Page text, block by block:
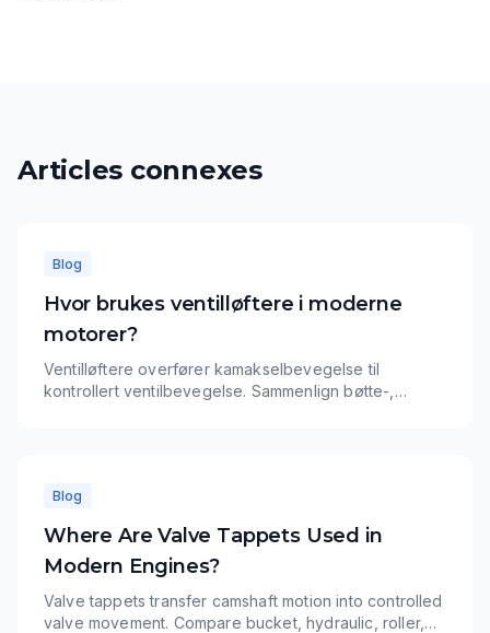
Articles connexes
Blog
Hvor brukes ventilløftere i moderne
motorer?
Ventilløftere overfører kamakselbevegelse til
kontrollert ventilbevegelse. Sammenlign bøtte-,
Blog
Where Are Valve Tappets Used in
Modern Engines?
Valve tappets transfer camshaft motion into controlled
valve movement. Compare bucket, hydraulic, roller,